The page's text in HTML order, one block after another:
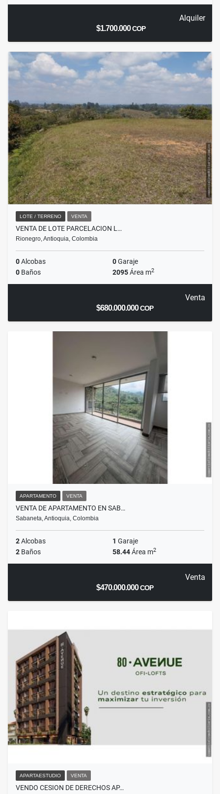
Alquiler
$1.700.000COP
LOTE / TERRENO VENTA
VENTA DE LOTE PARCELACION L…
Rionegro, Antioquia, Colombia
0Alcobas 0Garaje
0 Baños 2095Área m2
Venta
$680.000.000COP
APARTAMENTO VENTA
VENTA DE APARTAMENTO EN SAB…
Sabaneta, Antioquia, Colombia
2Alcobas 1 Garaje
2 Baños 58.44Área m2
Venta
$470.000.000COP
APARTAESTUDIO VENTA
VENDO CESION DE DERECHOS AP…